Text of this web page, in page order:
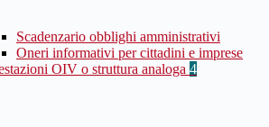
Scadenzario obblighi amministrativi
Oneri informativi per cittadini e imprese
OIV o struttura analoga 4